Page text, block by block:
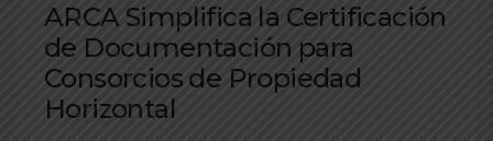
ARCA Simplifica la Certificación
de Documentación para
Consorcios de Propiedad
Horizontal